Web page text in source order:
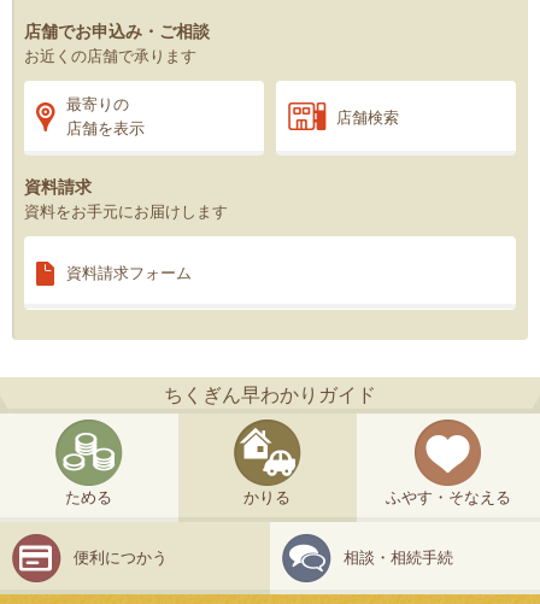
店舗でお申込み・ご相談
お近くの店舗で承ります
最寄りの
店舗を表示
店舗検索
資料請求
資料をお手元にお届けします
資料請求フォーム
ちくぎん早わかりガイド
ためる かりる ふやす・そなえる
便利につかう 相談・相続手続